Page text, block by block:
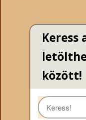
Keress
között!